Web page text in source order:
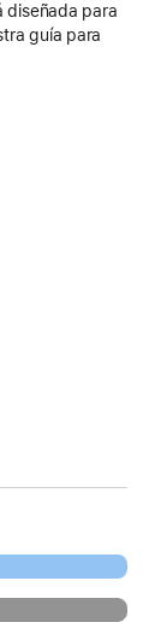
diseñada para
guía para